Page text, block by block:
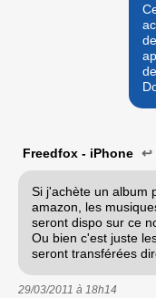
Freedfox - iPhone ↩
Si j'achète un album
amazon, les
seront dispo sur ce
Ou bien c'est juste
seront transférées
29/03/2011 à 18h14